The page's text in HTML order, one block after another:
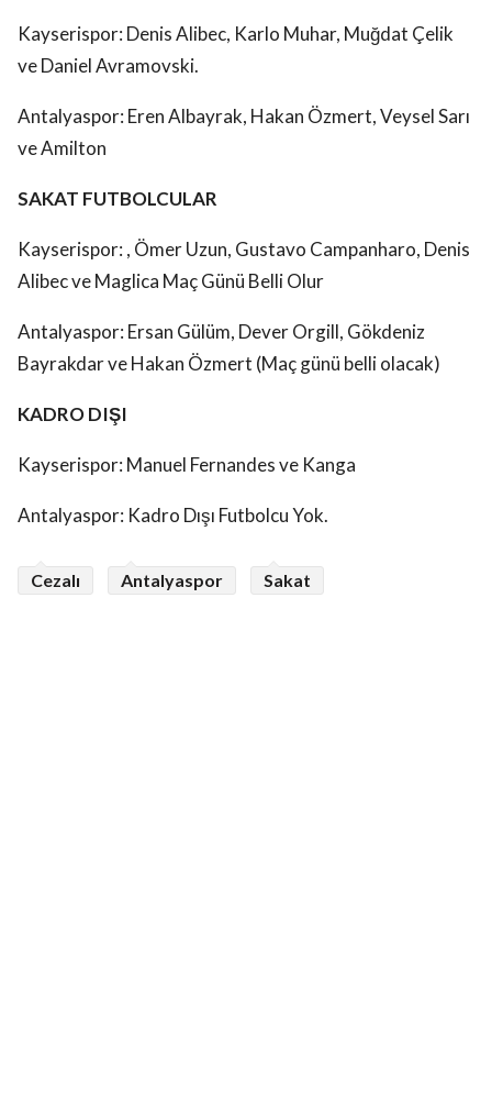
Kayserispor: Denis Alibec, Karlo Muhar, Muğdat Çelik
ve Daniel Avramovski.
Antalyaspor: Eren Albayrak, Hakan Özmert, Veysel Sarı
ve Amilton
SAKAT FUTBOLCULAR
Kayserispor: , Ömer Uzun, Gustavo Campanharo, Denis
Alibec ve Maglica Maç Günü Belli Olur
Antalyaspor: Ersan Gülüm, Dever Orgill, Gökdeniz
Bayrakdar ve Hakan Özmert (Maç günü belli olacak)
KADRO DIŞI
Kayserispor: Manuel Fernandes ve Kanga
Antalyaspor: Kadro Dışı Futbolcu Yok.
Cezalı Antalyaspor Sakat